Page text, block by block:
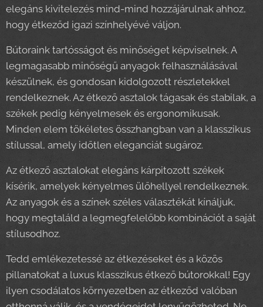
elegáns kivitelezés mind-mind hozzájárulnak ahhoz,
hogy étkeződ igazi színhelyévé váljon.
Bútoraink tartósságot és minőséget képviselnek. A
legmagasabb minőségű anyagok felhasználásával
készülnek, és gondosan kidolgozott részletekkel
rendelkeznek. Az étkező asztalok tágasak és stabilak, a
székek pedig kényelmesek és ergonomikusak.
Minden elem tökéletes összhangban van a klasszikus
stílussal, amely időtlen eleganciát sugároz.
Az étkező asztalokat elegáns kárpitozott székek
kísérik, amelyek kényelmes ülőhellyel rendelkeznek.
Az anyagok és a színek széles választékát kínáljuk,
hogy megtaláld a legmegfelelőbb kombinációt a saját
stílusodhoz.
Tedd emlékezetessé az étkezéseket és a közös
pillanatokat a luxus klasszikus étkező bútorokkal! Egy
ilyen csodálatos környezetben az étkeződ valóban